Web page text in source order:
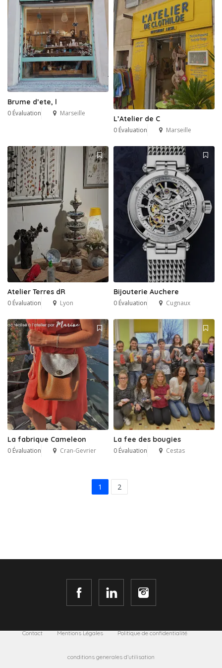
Brume d’ete, l
0 Évaluation Marseille
L’Atelier de C
0 Évaluation Marseille
Atelier Terres dR
0 Évaluation Lyon
Bijouterie Auchere
0 Évaluation Cugnaux
La fabrique Cameleon
0 Évaluation Cran-Gevrier
La fee des bougies
0 Évaluation Cestas
1 2
Contact Mentions Légales Politique de confidentialité
conditions generales d’utilisation